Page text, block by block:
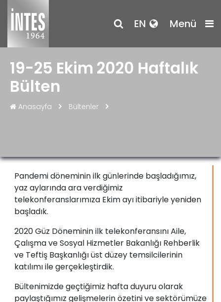
EN Menü
19-25 Ekim 2020 Haftalık
Bülten
Anasayfa Bültenler
Pandemi döneminin ilk günlerinde başladığımız,
yaz aylarında ara verdiğimiz
telekonferanslarımıza Ekim ayı itibariyle yeniden
başladık.
2020 Güz Döneminin ilk telekonferansını Aile,
Çalışma ve Sosyal Hizmetler Bakanlığı Rehberlik
ve Teftiş Başkanlığı üst düzey temsilcilerinin
katılımı ile gerçekleştirdik.
Bültenimizde geçtiğimiz hafta duyuru olarak
paylaştığımız gelişmelerin özetini ve sektörümüze